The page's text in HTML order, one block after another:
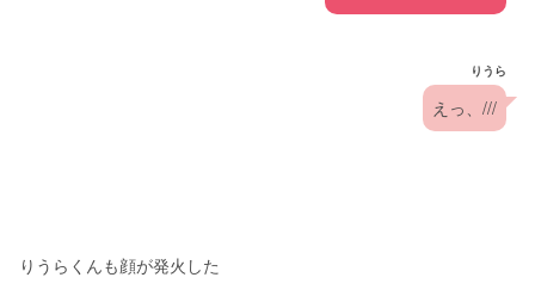
りうら
えっ、///
りうらくんも顔が発火した